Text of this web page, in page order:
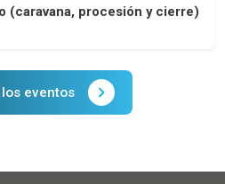
(caravana, procesión y cierre)
eventos